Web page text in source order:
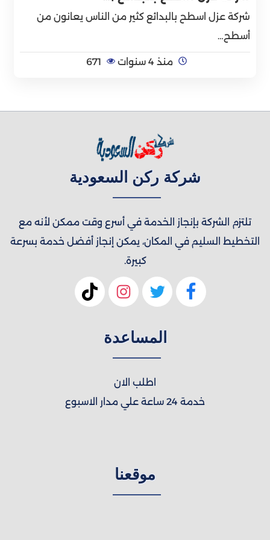
شركة عزل اسطح بالبدائع كثير من الناس يعانون من
أسطح…
منذ 4 سنوات 671
شركة ركن السعودية
تلتزم الشركة بإنجاز الخدمة في أسرع وقت ممكن لأنه مع
التخطيط السليم في المكان، يمكن إنجاز أفضل خدمة بسرعة
كبيرة.
المساعدة
اطلب الان
خدمة 24 ساعة علي مدار الاسبوع
موقعنا